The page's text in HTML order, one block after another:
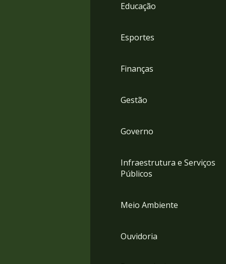
Educação
Esportes
Finanças
Gestão
Governo
Infraestrutura e Serviços
Públicos
Meio Ambiente
Ouvidoria